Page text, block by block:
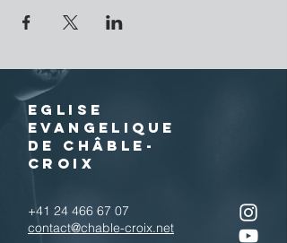
EGLISE
EVANGELIQUE
DE CHÂBLE-
CROIX
+41 24 466 67 07
contact@chable-croix.net